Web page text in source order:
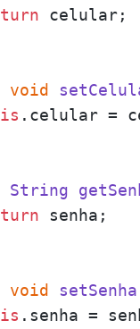
celular;
void
. celular =
String
senha;
void setSenha
. senha =